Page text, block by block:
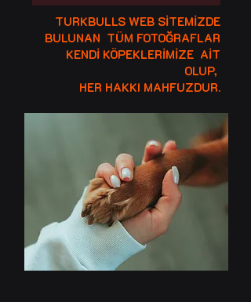
TURKBULLS WEB SİTEMİZDE
BULUNAN TÜM FOTOĞRAFLAR
KENDİ KÖPEKLERİMİZE AİT
OLUP,
HER HAKKI MAHFUZDUR.